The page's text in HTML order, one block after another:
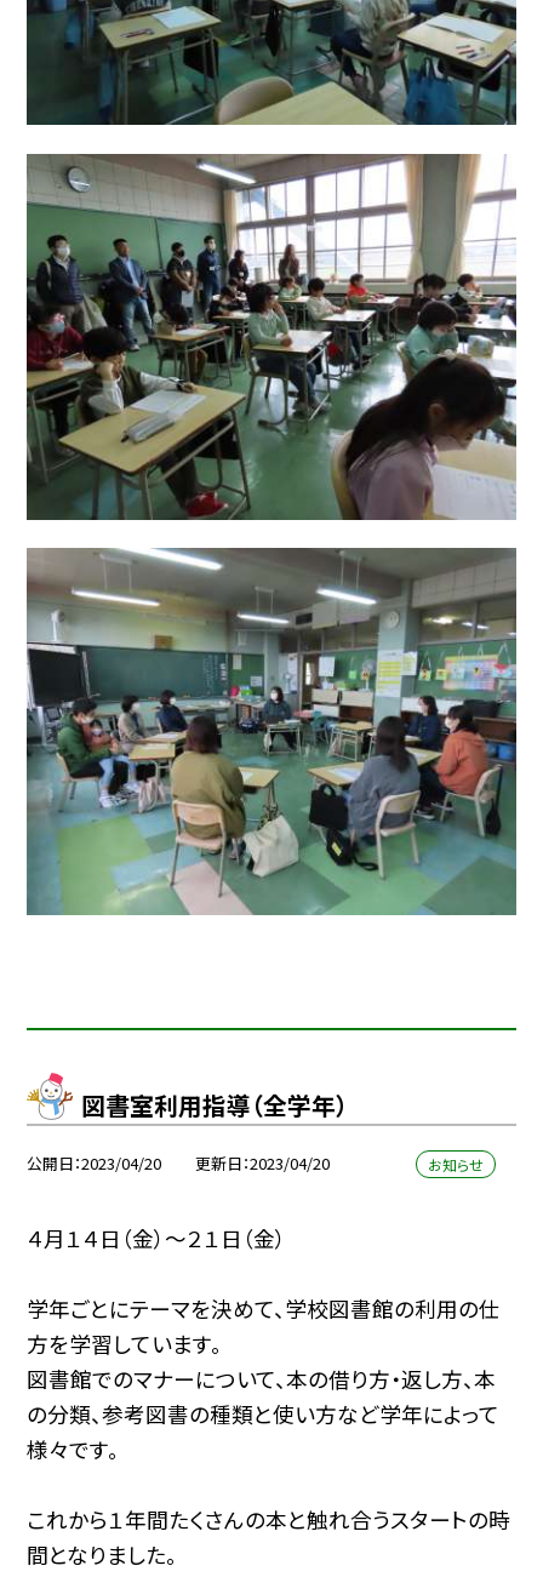
図書室利用指導（全学年）
公開日 2023/04/20 更新日 2023/04/20 お知らせ
４月１４日（金）〜２１日（金）
学年ごとにテーマを決めて、学校図書館の利用の仕
方を学習しています。
図書館でのマナーについて、本の借り方・返し方、本
の分類、参考図書の種類と使い方など学年によって
様々です。
これから１年間たくさんの本と触れ合うスタートの時
間となりました。